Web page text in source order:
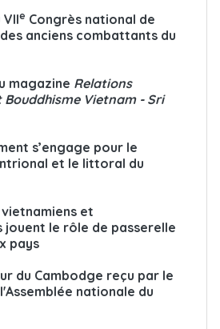
e Congrès national de
anciens combattants du
magazine Relations
Vietnam - Sri
s’engage pour le
et le littoral du
et
jouent le rôle de passerelle
pays
du Cambodge reçu par le
nationale du